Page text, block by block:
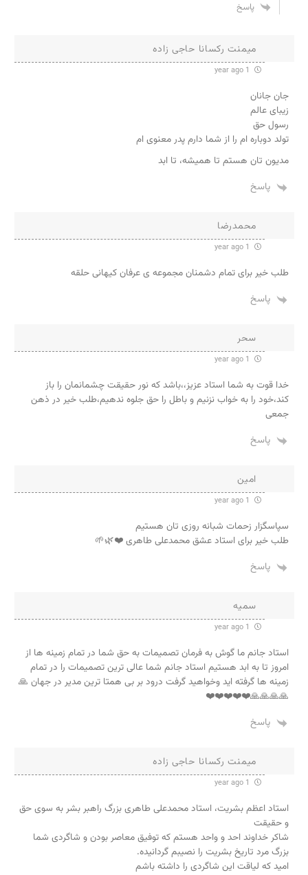
پاسخ
میمنت رکسانا حاجی زاده
جان جانان
زیبای عالم
رسول حق
تولد دوباره ام را از شما دارم پدر معنوی ام
مدیون تان هستم تا همیشه، تا ابد
پاسخ
محمدرضا
طلب خیر برای تمام دشمنان مجموعه ی عرفان کیهانی حلقه
پاسخ
سحر
خدا قوت به شما استاد عزیز،،باشد که نور حقیقت چشمانمان را باز
کند،خود را به خواب نزنیم و باطل را حق جلوه ندهیم،طلب خیر در ذهن
جمعی
پاسخ
امین
سپاسگزار زحمات شبانه روزی تان هستیم
طلب خیر برای استاد عشق محمدعلی طاهری ❤️🌿🌱
پاسخ
سمیه
استاد جانم ما گوش به فرمان تصمیمات به حق شما در تمام زمینه ها از
امروز تا به ابد هستیم استاد جانم شما عالی ترین تصمیمات را در تمام
زمینه ها گرفته اید وخواهید گرفت درود بر بی همتا ترین مدیر در جهان 🙏
🙏🙏🙏🙏❤️❤️❤️❤️❤️
پاسخ
میمنت رکسانا حاجی زاده
استاد اعظم بشریت، استاد محمدعلی طاهری بزرگ راهبر بشر به سوی حق
و حقیقت
شاکر خداوند احد و واحد هستم که توفیق معاصر بودن و شاگردی شما
بزرگ مرد تاریخ بشریت را نصیبم گردانیده.
امید که لیاقت این شاگردی را داشته باشم